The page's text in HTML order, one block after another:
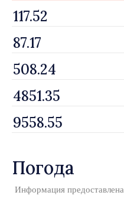
Погода
Информация предоставлена